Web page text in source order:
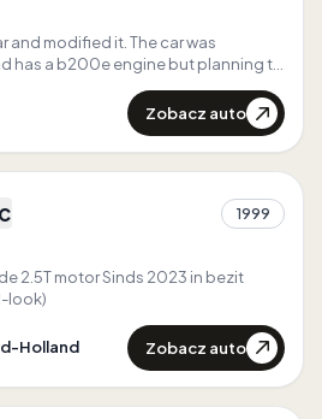
and modified it. The car was
has a b200e engine but planning to
Zobacz auto
1
3
1999
Sinds 2023 in bezit
look)
Holland Zobacz auto
4